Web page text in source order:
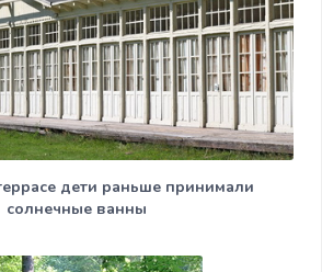
дети раньше принимали
солнечные ванны